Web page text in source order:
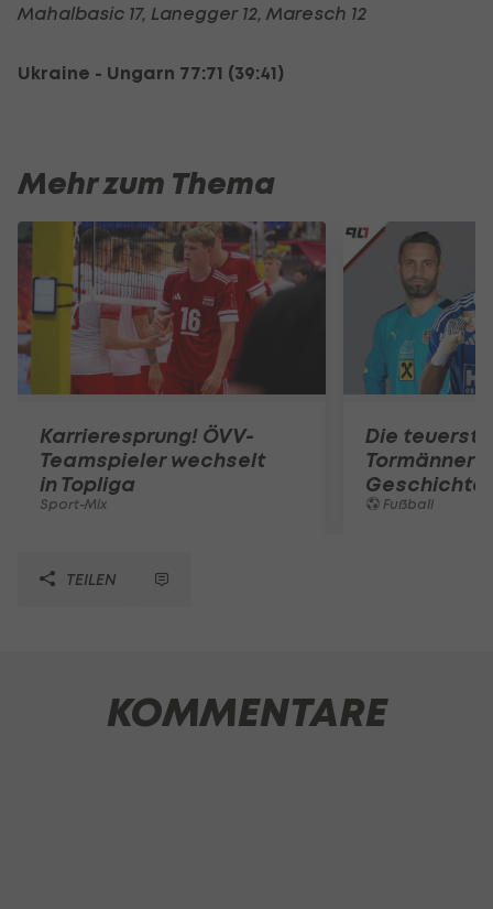
Mahalbasic 17, Lanegger 12, Maresch 12
Ukraine - Ungarn 77:71 (39:41)
Mehr zum Thema
Karrieresprung! ÖVV-
Teamspieler wechselt
in Topliga
Sport-Mix
Die
Tormänner
Geschichte
Fußball
TEILEN
KOMMENTARE